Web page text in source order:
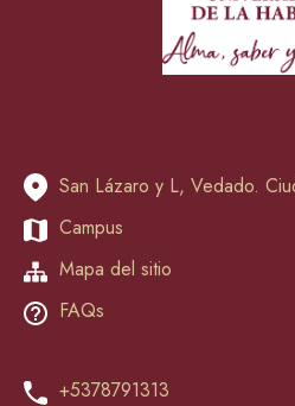
San Lázaro y L, Vedado.
Campus
Mapa del sitio
FAQs
+5378791313